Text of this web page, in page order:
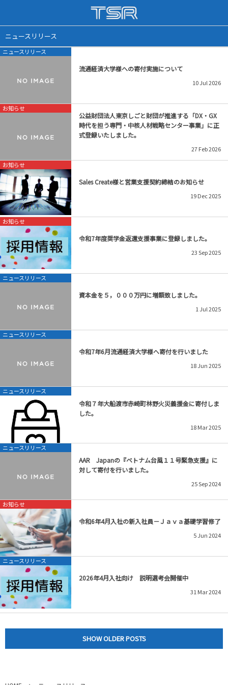
ニュースリリース
ニュースリリース
流通経済大学様への寄付実施について
10Jul2026
お知らせ
公益財団法人東京しごと財団が推進する「DX・GX
時代を担う専門・中核人材戦略センター事業」に正
式登録いたしました。
27Feb2026
お知らせ
Sales Create様と営業支援契約締結のお知らせ
19Dec2025
お知らせ
令和7年度奨学金返還支援事業に登録しました。
23Sep2025
ニュースリリース
資本金を５，０００万円に増額致しました。
1 Jul2025
ニュースリリース
令和7年6月流通経済大学様へ寄付を行いました
18Jun2025
ニュースリリース
令和７年大船渡市赤崎町林野火災義援金に寄付しま
した。
18Mar2025
ニュースリリース
AAR Japanの『ベトナム台風１１号緊急支援』に
対して寄付を行いました。
25Sep2024
お知らせ
令和6年4月入社の新入社員－Ｊａｖａ基礎学習修了
5Jun2024
ニュースリリース
2026年4月入社向け 説明選考会開催中
31 Mar2024
SHOW OLDER POSTS
会社概要
トップからのご挨拶
沿革
インターンシップ
新卒・未経験者採用
中途採用